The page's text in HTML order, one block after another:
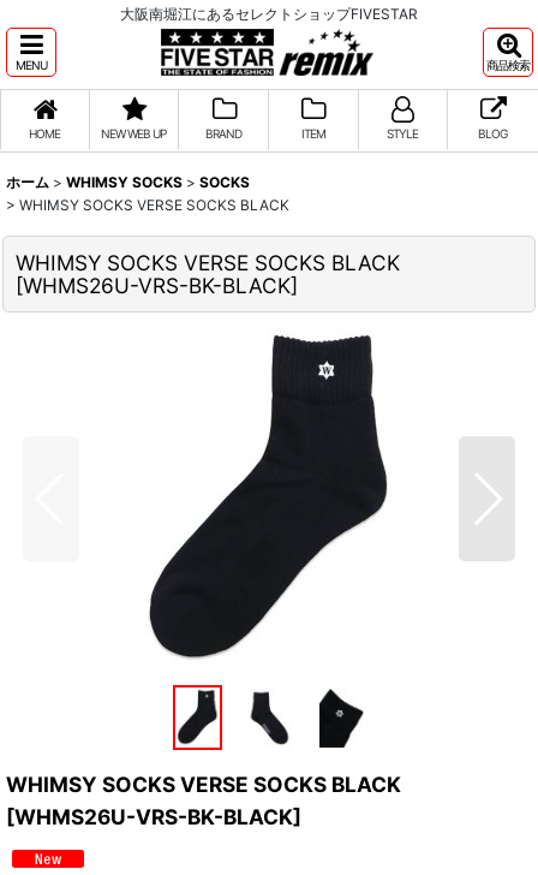
大阪南堀江にあるセレクトショップFIVESTAR
MENU 商品検索
HOME NEW WEB UP BRAND ITEM STYLE BLOG
ホーム > WHIMSY SOCKS > SOCKS
> WHIMSY SOCKS VERSE SOCKS BLACK
WHIMSY SOCKS VERSE SOCKS BLACK
[WHMS26U-VRS-BK-BLACK]
WHIMSY SOCKS VERSE SOCKS BLACK
[WHMS26U-VRS-BK-BLACK]